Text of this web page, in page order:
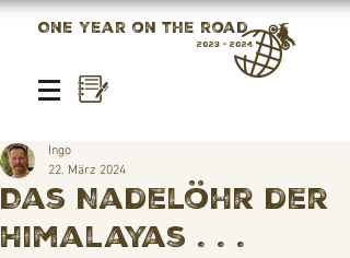
One year on the road
2023 - 2024
Das Nadelöhr der
Himalayas . . .
Ingo
22. März 2024